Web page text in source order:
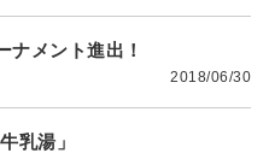
ナメント進出！
2018/06/30
乳湯」